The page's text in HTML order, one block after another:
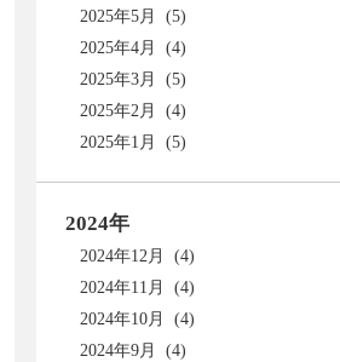
2025年5月 (5)
2025年4月 (4)
2025年3月 (5)
2025年2月 (4)
2025年1月 (5)
2024年
2024年12月 (4)
2024年11月 (4)
2024年10月 (4)
2024年9月 (4)